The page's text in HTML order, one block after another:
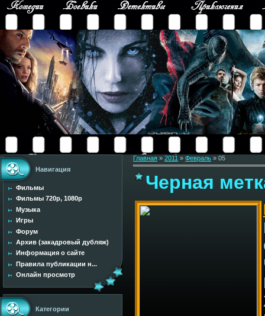
Навигация
Фильмы
Фильмы 720p, 1080p
Музыка
Игры
Форум
Архив (закадровый дубляж)
Информация о сайте
Правила публикации н...
Онлайн просмотр
Категории
Главная » 2011 » Февраль » 05
Черная